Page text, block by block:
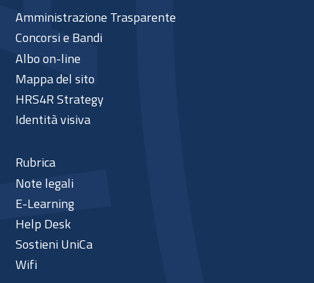
Amministrazione Trasparente
Concorsi e Bandi
Albo on-line
Mappa del sito
HRS4R Strategy
Identità visiva
Rubrica
Note legali
E-Learning
Help Desk
Sostieni UniCa
Wifi